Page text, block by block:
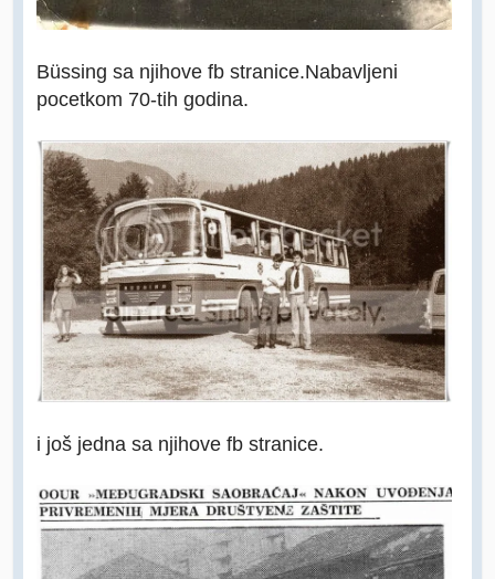
Büssing sa njihove fb stranice.Nabavljeni
pocetkom 70-tih godina.
i još jedna sa njihove fb stranice.